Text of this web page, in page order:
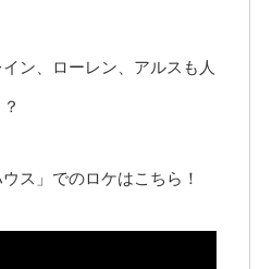
ン、ローレン、アルスも人
ス」でのロケはこちら！